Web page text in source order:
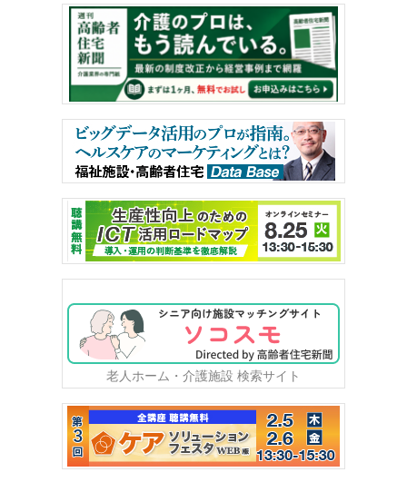
老人ホーム・介護施設 検索サイト